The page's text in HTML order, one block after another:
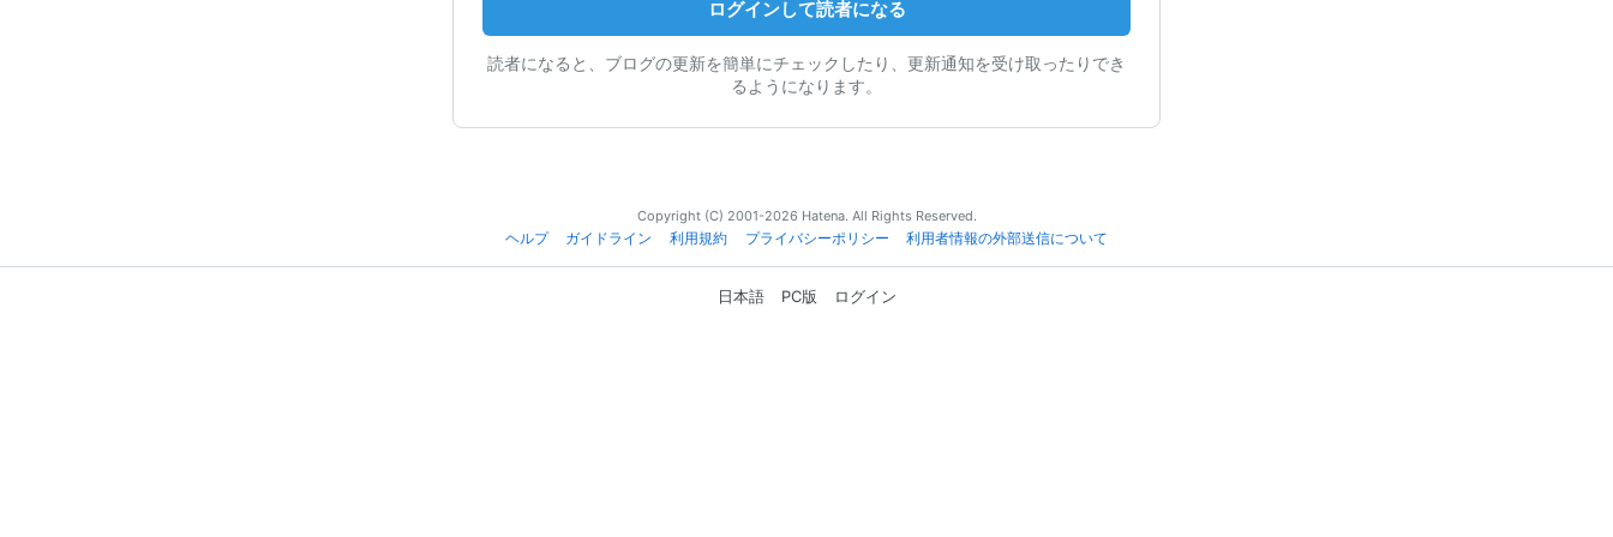
ログインして読者になる
読者になると、ブログの更新を簡単にチェックしたり、更新通知を受け取ったりでき
るようになります。
Copyright (C) 2001-2026 Hatena. All Rights Reserved.
ヘルプ
ガイドライン 利用規約 プライバシーポリシー 利用者情報の外部送信について
日本語 PC版 ログイン